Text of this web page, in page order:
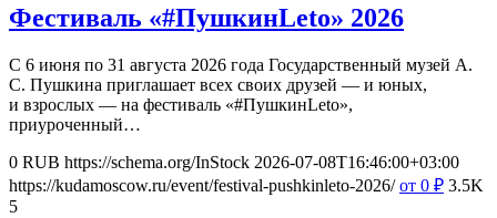
Фестиваль «#ПушкинLeto» 2026
С 6 июня по 31 августа 2026 года Государственный музей А.
С. Пушкина приглашает всех своих друзей — и юных,
и взрослых — на фестиваль «#ПушкинLeto»,
приуроченный…
0 RUB https://schema.org/InStock 2026-07-08T16:46:00+03:00
https://kudamoscow.ru/event/festival-pushkinleto-2026/ от 0 ₽ 3.5K
5